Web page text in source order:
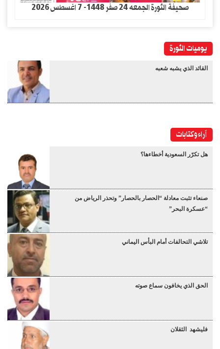
صحيفة الثورة الجمعه 24 صفر 1448- 7 اغسطس 2026
يوميات الثورة
القائد الذي يشبه شعبه
آراء وكتابات
هل تكرّر السعودية أخطاءها؟
صنعاء تثبت معادلة “الحصار بالحصار” وتحذر الرياض من
“عسكرة البحر”
تلاشي التحالفات أمام البأس اليماني
الحق الذي يخافون سماع صوته
فليشهد الثقلان